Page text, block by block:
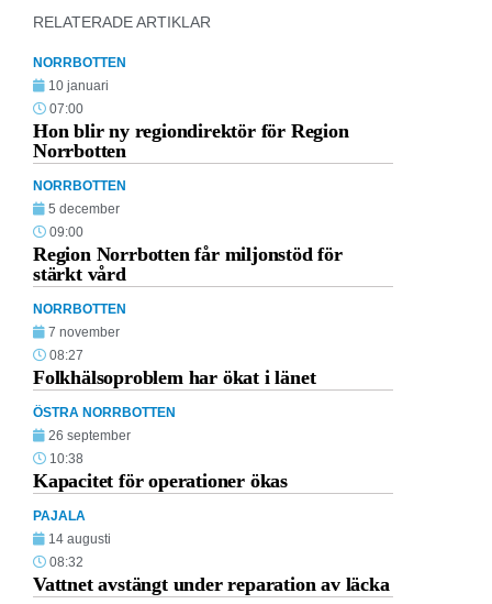
RELATERADE ARTIKLAR
NORRBOTTEN
10 januari
07:00
Hon blir ny regiondirektör för Region
Norrbotten
NORRBOTTEN
5 december
09:00
Region Norrbotten får miljonstöd för
stärkt vård
NORRBOTTEN
7 november
08:27
Folkhälsoproblem har ökat i länet
ÖSTRA NORRBOTTEN
26 september
10:38
Kapacitet för operationer ökas
PAJALA
14 augusti
08:32
Vattnet avstängt under reparation av läcka